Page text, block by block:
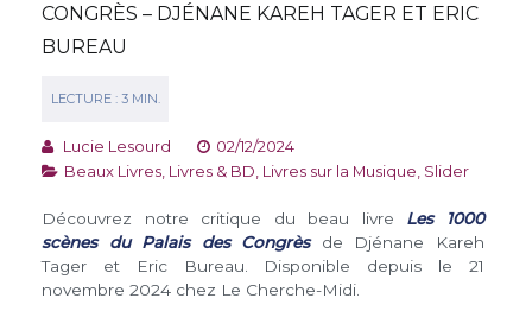
CONGRÈS – DJÉNANE KAREH TAGER ET ERIC
BUREAU
Lucie Lesourd
02/12/2024
Beaux Livres Livres & BD Livres sur la Musique Slider
Découvrez notre critique du beau livre Les 1000
scènes du Palais des Congrèsde Djénane Kareh
Tager et Eric Bureau. Disponible depuis le 21
novembre 2024 chez Le Cherche-Midi.